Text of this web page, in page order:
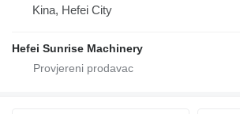
Kina, Hefei City
Hefei Sunrise Machinery